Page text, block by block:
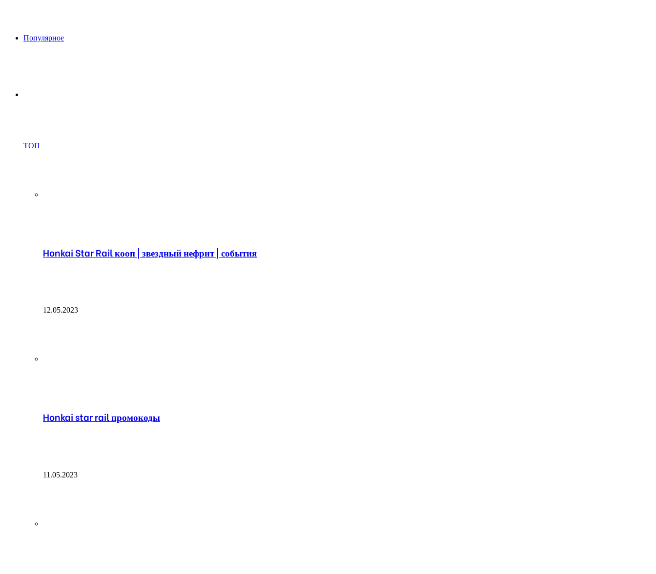
Популярное
ТОП
Honkai Star Rail кооп | звездный нефрит | события
12.05.2023
Honkai star rail промокоды
11.05.2023